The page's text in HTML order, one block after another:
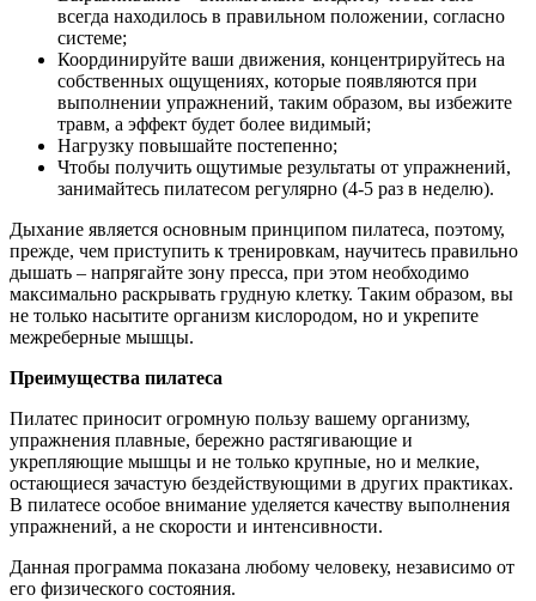
всегда находилось в правильном положении, согласно
системе;
Координируйте ваши движения, концентрируйтесь на
собственных ощущениях, которые появляются при
выполнении упражнений, таким образом, вы избежите
травм, а эффект будет более видимый;
Нагрузку повышайте постепенно;
Чтобы получить ощутимые результаты от упражнений,
занимайтесь пилатесом регулярно (4-5 раз в неделю).
Дыхание является основным принципом пилатеса, поэтому,
прежде, чем приступить к тренировкам, научитесь правильно
дышать – напрягайте зону пресса, при этом необходимо
максимально раскрывать грудную клетку. Таким образом, вы
не только насытите организм кислородом, но и укрепите
межреберные мышцы.
Преимущества пилатеса
Пилатес приносит огромную пользу вашему организму,
упражнения плавные, бережно растягивающие и
укрепляющие мышцы и не только крупные, но и мелкие,
остающиеся зачастую бездействующими в других практиках.
В пилатесе особое внимание уделяется качеству выполнения
упражнений, а не скорости и интенсивности.
Данная программа показана любому человеку, независимо от
его физического состояния.